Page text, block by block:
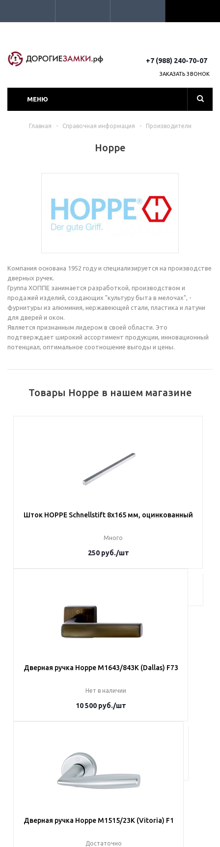
+7 (988) 240-70-07
ЗАКАЗАТЬ ЗВОНОК
МЕНЮ
Главная - Справочная информация - Производители
Hoppe
Компания основана 1952 году и специализируется на производстве
дверных ручек.
Группа ХОППЕ занимается разработкой, производством и
продажей изделий, создающих "культуру быта в мелочах", -
фурнитуры из алюминия, нержавеющей стали, пластика и латуни
для дверей и окон.
Является признанным лидером в своей области. Это
подтверждает широкий ассортимент продукции, инновационный
потенциал, оптимальное соотношение выгоды и цены.
Товары Hoppe в нашем магазине
Шток HOPPE Schnellstift 8х165 мм, оцинкованный
Много
250руб./шт
Дверная ручка Hoppe M1643/843K (Dallas) F73
Нет в наличии
10 500 руб./шт
Наши менеджеры обязательно свяжутся с вами и
уточнят условия заказа
Дверная ручка Hoppe M1515/23K (Vitoria) F1
Достаточно